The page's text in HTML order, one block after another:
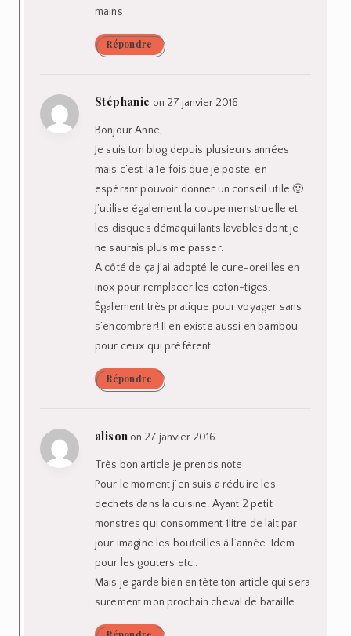
mains
Répondre
Stéphanie on 27 janvier 2016
Bonjour Anne,
Je suis ton blog depuis plusieurs années
mais c’est la 1e fois que je poste, en
espérant pouvoir donner un conseil utile 🙂
J’utilise également la coupe menstruelle et
les disques démaquillants lavables dont je
ne saurais plus me passer.
A côté de ça j’ai adopté le cure-oreilles en
inox pour remplacer les coton-tiges.
Également très pratique pour voyager sans
s’encombrer! Il en existe aussi en bambou
pour ceux qui préfèrent.
Répondre
alison on 27 janvier 2016
Très bon article je prends note
Pour le moment j’en suis a réduire les
dechets dans la cuisine. Ayant 2 petit
monstres qui consomment 1litre de lait par
jour imagine les bouteilles à l’année. Idem
pour les gouters etc..
Mais je garde bien en tête ton article qui sera
surement mon prochain cheval de bataille